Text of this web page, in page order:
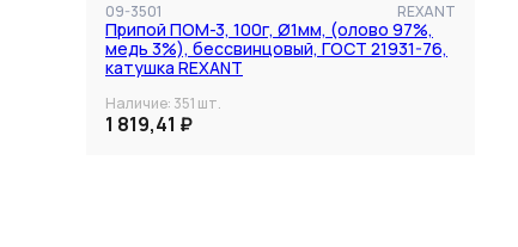
09-3501 REXANT
Припой ПОМ-3, 100г, Ø1мм, (олово 97%,
медь 3%), бессвинцовый, ГОСТ 21931-76,
катушка REXANT
Наличие: 351 шт.
1 819,41 ₽